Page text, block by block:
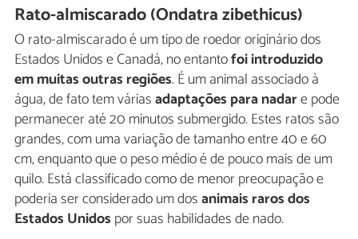
Rato-almiscarado (Ondatra zibethicus)
O rato-almiscarado é um tipo de roedor originário dos
Estados Unidos e Canadá, no entantofoi introduzido
em muitas outras regiões. É um animal associado à
água, de fato tem váriasadaptações para nadare pode
permanecer até 20 minutos submergido. Estes ratos são
grandes, com uma variação de tamanho entre 40 e 60
cm, enquanto que o peso médio é de pouco mais de um
quilo. Está classificado como de menor preocupação e
poderia ser considerado um dosanimais raros dos
Estados Unidos por suas habilidades de nado.